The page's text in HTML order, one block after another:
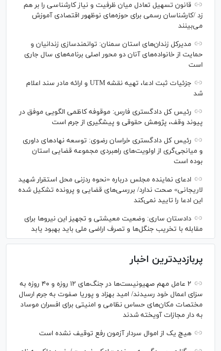
قانون تسهیل تعادل میان ظرفیت و نیاز کارشناسی را بر هم
زد /کارشناسان رسمی برای حوزه‌های نوظهور اقتصادی آموزش
می‌بینند
مدیرکل زندان‌های استان سمنان: توانمندسازی زندانیان و
حمایت از خانواده‌های آنان دو محور اصلی برنامه‌های سال جاری
است
جزئیات ثبت ادعا، تهیه نقشه UTM و ارائه مادر سند اعلام
شد
رئیس کل دادگستری فارس: موقوفه کاظمی الگویی موفق در
پیوند وقف، پژوهش حقوقی و پیشگیری از جرم است
رئیس کل دادگستری خراسان رضوی: توسعه نهاد‌های داوری
و میانجی‌گری از اولویت‌های راهبردی مجموعه قضایی استان
بوده است
ادعای نماینده مجلس درباره «نحوه ردزنی محل استقرار شهید
لاریجانی» صحت ندارد/ بررسی‌های قضایی و پرونده تشکیل شده
این ادعا را تایید نمی‌کند
دادستان ساری: وضعیت معیشتی و تجهیز این نیرو‌ها برای
مقابله با تخریب جنگل‌ها و تصرف اراضی ملی باید بهبود یابد
پربازدیدترین اخبار
۲ عامل مهم صهیونیست‌ها در جنگ‌های ۱۲ روزه و ۴۰ روزه به
سزای اعمال خود رسیدند/ امید بهزاد و پوریا صفوت به جرم ارسال
مختصات مکان‌های حساس نظامی و امنیتی برای افسران موساد
به دار مجازات آویخته شدند
هیچ یک از اموال سردار آزمون رفع توقیف نشده است